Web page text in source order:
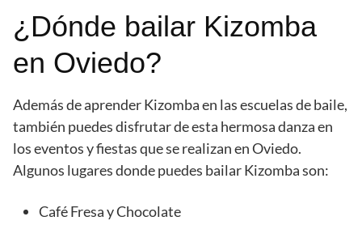
¿Dónde bailar Kizomba
en Oviedo?
Además de aprender Kizomba en las escuelas de baile,
también puedes disfrutar de esta hermosa danza en
los eventos y fiestas que se realizan en Oviedo.
Algunos lugares donde puedes bailar Kizomba son:
Café Fresa y Chocolate